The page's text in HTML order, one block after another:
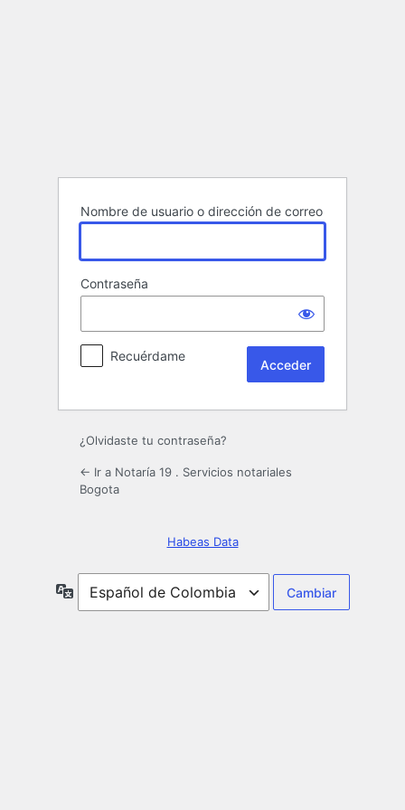
Nombre de usuario o dirección de correo
Contraseña
Recuérdame
¿Olvidaste tu contraseña?
← Ir a Notaría 19 . Servicios notariales
Bogota
Habeas Data
Idioma